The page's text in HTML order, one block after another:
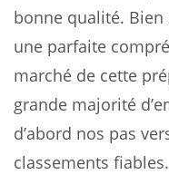
bonne qualité. Bien
une parfaite
marché de cette
grande majorité
d’abord nos pas
classements fiables.